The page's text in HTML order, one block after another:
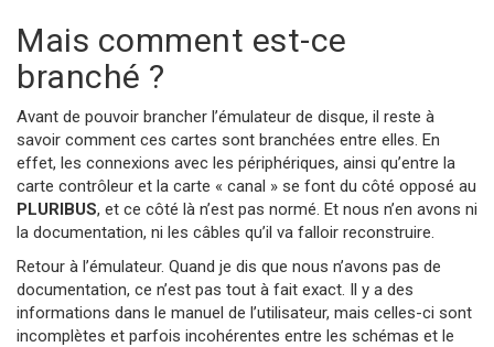
Mais comment est-ce
branché ?
Avant de pouvoir brancher l’émulateur de disque, il reste à
savoir comment ces cartes sont branchées entre elles. En
effet, les connexions avec les périphériques, ainsi qu’entre la
carte contrôleur et la carte « canal » se font du côté opposé au
PLURIBUS, et ce côté là n’est pas normé. Et nous n’en avons ni
la documentation, ni les câbles qu’il va falloir reconstruire.
Retour à l’émulateur. Quand je dis que nous n’avons pas de
documentation, ce n’est pas tout à fait exact. Il y a des
informations dans le manuel de l’utilisateur, mais celles-ci sont
incomplètes et parfois incohérentes entre les schémas et le